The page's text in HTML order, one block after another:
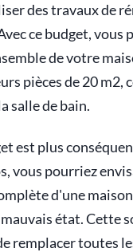
des travaux de
ce budget, vous
de votre
pièces de 20 m2,
salle de bain.
est plus
vous pourriez
d'une
mauvais état. Cette
remplacer toutes